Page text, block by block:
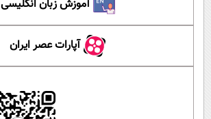
آموزش زبان انگلیسی
آپارات عصر ایران